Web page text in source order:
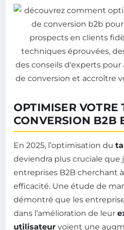
OPTIMISER VOTRE
CONVERSION B2B
En 2025, l’optimisation du
deviendra plus cruciale que
entreprises B2B cherchant
efficacité. Une étude de
démontré que les
dans l’amélioration de leur
utilisateur voient une